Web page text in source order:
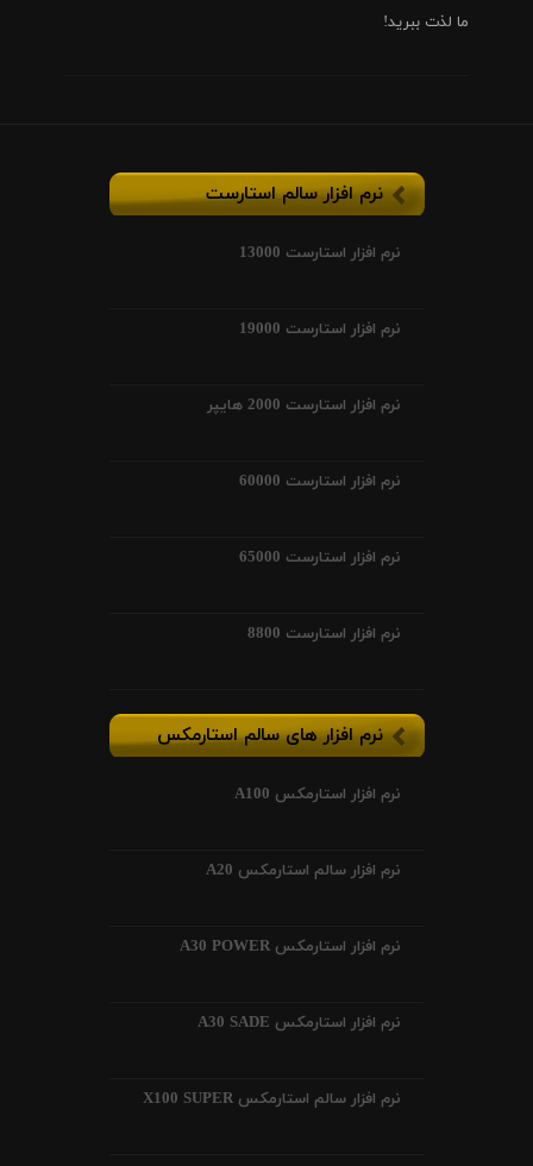
ما لذت ببرید!
نرم افزار سالم استارست
نرم افزار استارست 13000
نرم افزار استارست 19000
نرم افزار استارست 2000 هایپر
نرم افزار استارست 60000
نرم افزار استارست 65000
نرم افزار استارست 8800
نرم افزار های سالم استارمکس
نرم افزار استارمکس A100
نرم افزار سالم استارمکس A20
نرم افزار استارمکس A30 POWER
نرم افزار استارمکس A30 SADE
نرم افزار سالم استارمکس X100 SUPER